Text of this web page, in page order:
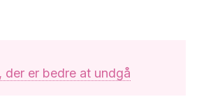
er bedre at undgå